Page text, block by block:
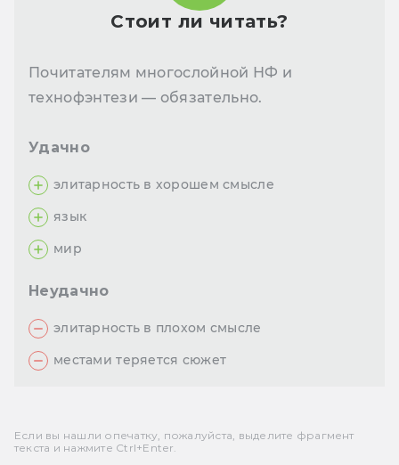
Стоит ли читать?
Почитателям многослойной НФ и
технофэнтези — обязательно.
Удачно
элитарность в хорошем смысле
язык
мир
Неудачно
элитарность в плохом смысле
местами теряется сюжет
Если вы нашли опечатку, пожалуйста, выделите фрагмент
текста и нажмите Ctrl+Enter.